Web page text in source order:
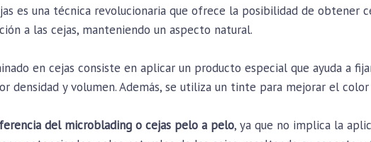
es una técnica revolucionaria que ofrece la posibilidad de obtener
a las cejas, manteniendo un aspecto natural.
en cejas consiste en aplicar un producto especial que ayuda a
densidad y volumen. Además, se utiliza un tinte para mejorar el
del microblading o cejas pelo a pelo, ya que no implica la